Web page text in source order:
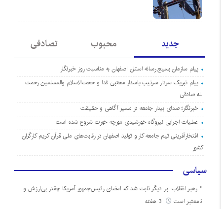
جدید محبوب تصادفی
پیام سازمان بسیج رسانه استان اصفهان به مناسبت روز خبرنگار
پیام تبریک سردار سرتیپ پاسدار مجتبی فدا و حجت‌الاسلام والمسلمین رحمت
الله صادقی
خبرنگار؛ صدای بیدار جامعه در مسیر آگاهی و حقیقت
عملیات اجرایی نیروگاه خورشیدی مورچه خورت شروع شده است
افتخارآفرینی تیم جامعه کار و تولید اصفهان در رقابت‌های ملی قرآن کریم کارگران
کشور
سیاسی
رهبر انقلاب: بار دیگر ثابت شد که امضای رئیس‌جمهور آمریکا چقدر بی‌ارزش و
نامعتبر است
3 هفته